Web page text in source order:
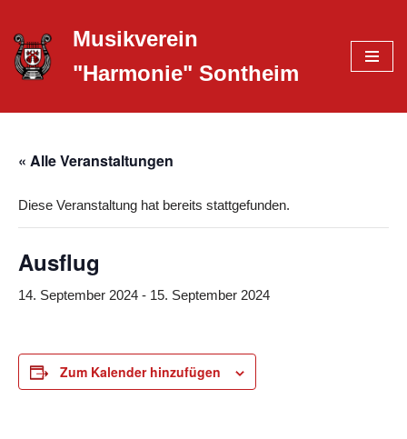
Zum
Inhalt
Musikverein
"Harmonie" Sontheim
« Alle Veranstaltungen
Diese Veranstaltung hat bereits stattgefunden.
Ausflug
14. September 2024 - 15. September 2024
Zum Kalender hinzufügen